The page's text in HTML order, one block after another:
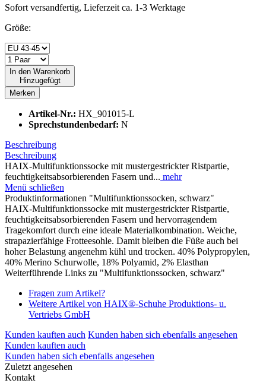
Sofort versandfertig, Lieferzeit ca. 1-3 Werktage
Größe:
In den Warenkorb
Hinzugefügt
Merken
Artikel-Nr.: HX_901015-L
Sprechstundenbedarf: N
Beschreibung
Beschreibung
HAIX-Multifunktionssocke mit mustergestrickter Ristpartie,
feuchtigkeitsabsorbierenden Fasern und... mehr
Menü schließen
Produktinformationen "Multifunktionssocken, schwarz"
HAIX-Multifunktionssocke mit mustergestrickter Ristpartie,
feuchtigkeitsabsorbierenden Fasern und hervorragendem
Tragekomfort durch eine ideale Materialkombination. Weiche,
strapazierfähige Frotteesohle. Damit bleiben die Füße auch bei
hoher Belastung angenehm kühl und trocken. 40% Polypropylen,
40% Merino Schurwolle, 18% Polyamid, 2% Elasthan
Weiterführende Links zu "Multifunktionssocken, schwarz"
Fragen zum Artikel?
Weitere Artikel von HAIX®-Schuhe Produktions- u.
Vertriebs GmbH
Kunden kauften auch Kunden haben sich ebenfalls angesehen
Kunden kauften auch
Kunden haben sich ebenfalls angesehen
Zuletzt angesehen
Kontakt